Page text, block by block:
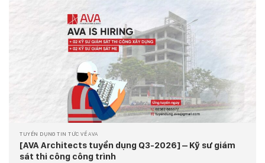
TUYỂN DỤNG TIN TỨC VỀ AVA
[AVA Architects tuyển dụng Q3-2026] – Kỹ sư giám
sát thi công công trình